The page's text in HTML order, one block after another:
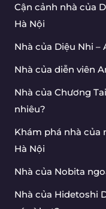
Cận cảnh nhà của
Hà Nội
Nhà của Diệu Nhi –
Nhà của diễn viên
Nhà của Chương
nhiêu?
Khám phá nhà của
Hà Nội
Nhà của Nobita
Nhà của Hidetoshi